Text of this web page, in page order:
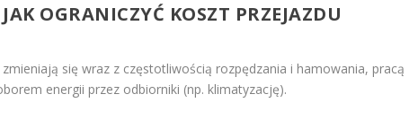
OGRANICZYĆ KOSZT PRZEJAZDU
się wraz z częstotliwością rozpędzania i hamowania, pracą
energii przez odbiorniki (np. klimatyzację).